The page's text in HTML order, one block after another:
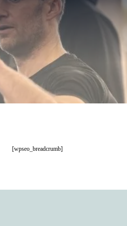
[wpseo_breadcrumb]